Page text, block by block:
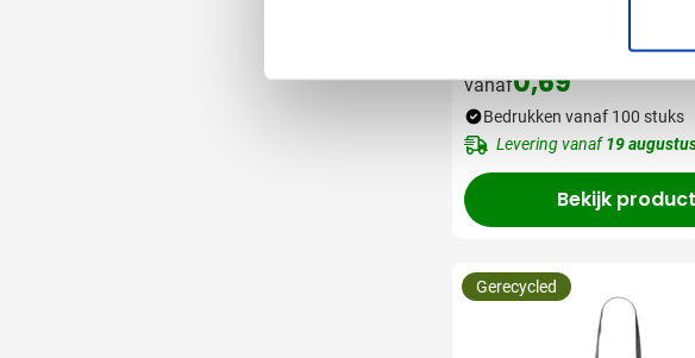
vanaf0,69
Bedrukken vanaf 100 stuks
Levering vanaf19
Bekijk product
Gerecycled